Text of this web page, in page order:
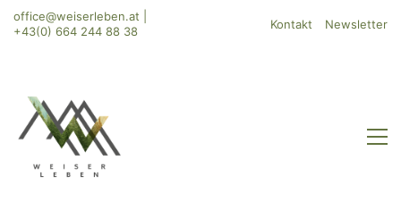
office@weiserleben.at
+43(0) 664 244 88 38
Kontakt Newsletter